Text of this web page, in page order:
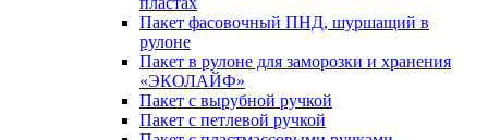
Пакет фасовочный ПНД, шуршащий в
рулоне
Пакет в рулоне для заморозки и хранения
«ЭКОЛАЙФ»
Пакет с вырубной ручкой
Пакет с петлевой ручкой